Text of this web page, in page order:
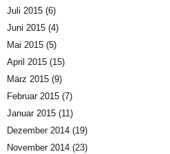
Juli 2015 (6)
Juni 2015 (4)
Mai 2015 (5)
April 2015 (15)
März 2015 (9)
Februar 2015 (7)
Januar 2015 (11)
Dezember 2014 (19)
November 2014 (23)